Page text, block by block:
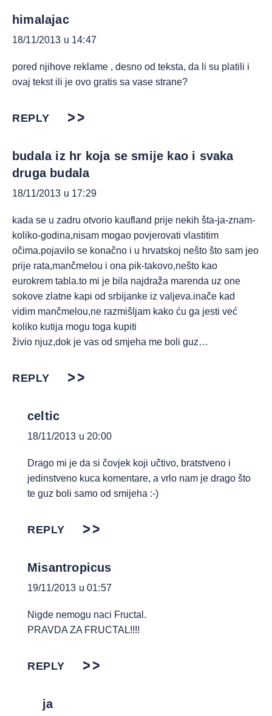
himalajac
18/11/2013 u 14:47
pored njihove reklame , desno od teksta, da li su platili i
ovaj tekst ili je ovo gratis sa vase strane?
REPLY
budala iz hr koja se smije kao i svaka
druga budala
18/11/2013 u 17:29
kada se u zadru otvorio kaufland prije nekih šta-ja-znam-
koliko-godina,nisam mogao povjerovati vlastitim
očima.pojavilo se konačno i u hrvatskoj nešto što sam jeo
prije rata,mančmelou i ona pik-takovo,nešto kao
eurokrem tabla.to mi je bila najdraža marenda uz one
sokove zlatne kapi od srbijanke iz valjeva.inače kad
vidim mančmelou,ne razmišljam kako ću ga jesti već
koliko kutija mogu toga kupiti
živio njuz,dok je vas od smjeha me boli guz…
REPLY
celtic
18/11/2013 u 20:00
Drago mi je da si čovjek koji učtivo, bratstveno i
jedinstveno kuca komentare, a vrlo nam je drago što
te guz boli samo od smijeha :-)
REPLY
Misantropicus
19/11/2013 u 01:57
Nigde nemogu naci Fructal.
PRAVDA ZA FRUCTAL!!!!
REPLY
ja